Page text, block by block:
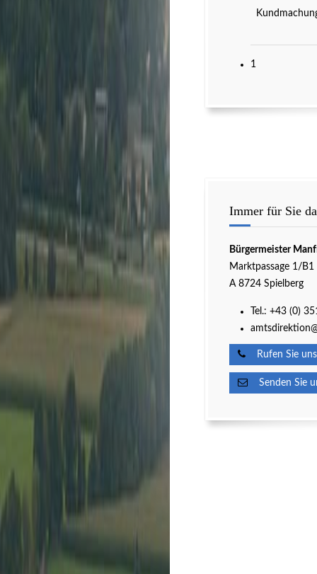
1
Immer für Sie
Bürgermeister
Marktpassage 1/B1
A 8724 Spielberg
Tel.: +43 (0)
Rufen Sie
Senden Sie